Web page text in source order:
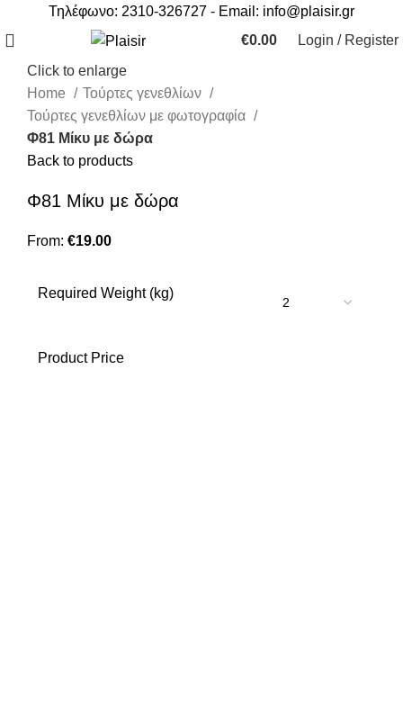
Τηλέφωνο: 2310-326727 - Email: info@plaisir.gr
€0.00 Login / Register
Click to enlarge
Home
Τούρτες γενεθλίων
Τούρτες γενεθλίων με φωτογραφία
Φ81 Mίκυ με δώρα
Back to products
Φ81 Mίκυ με δώρα
From: €19.00
Required Weight (kg)
Product Price